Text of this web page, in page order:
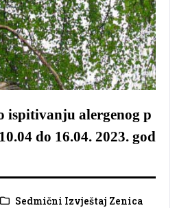
ispitivanju alergenog p
do 16.04. 2023. god
Sedmični Izvještaj Zenica